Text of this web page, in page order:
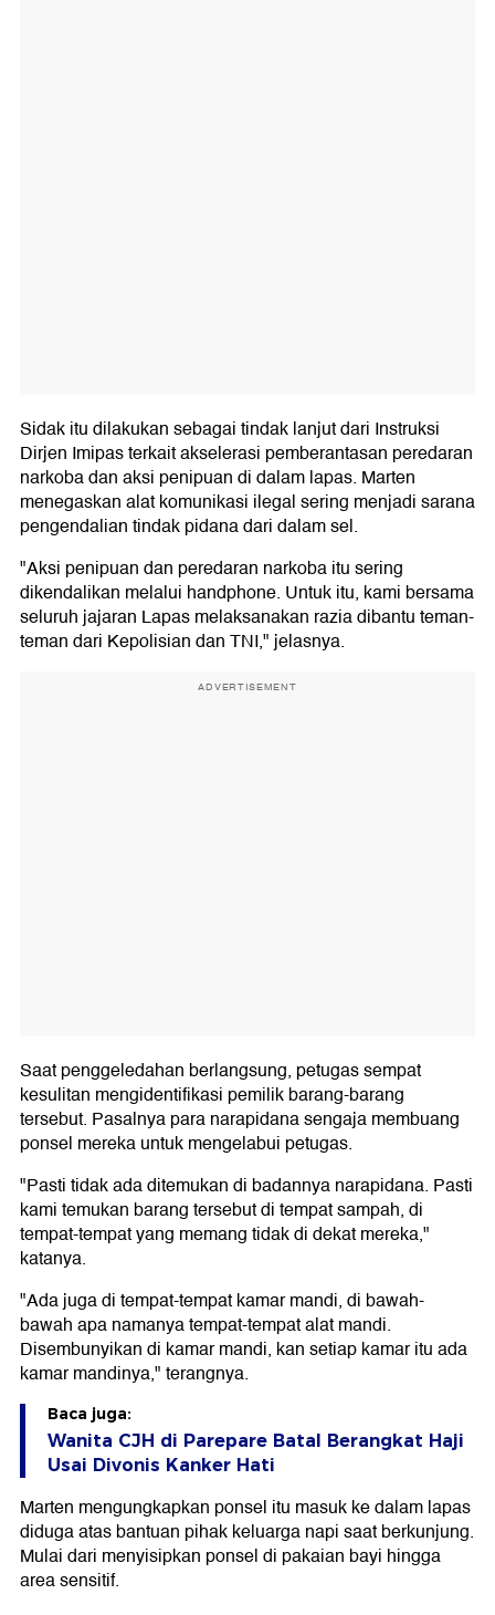
Sidak itu dilakukan sebagai tindak lanjut dari Instruksi
Dirjen Imipas terkait akselerasi pemberantasan peredaran
narkoba dan aksi penipuan di dalam lapas. Marten
menegaskan alat komunikasi ilegal sering menjadi sarana
pengendalian tindak pidana dari dalam sel.
"Aksi penipuan dan peredaran narkoba itu sering
dikendalikan melalui handphone. Untuk itu, kami bersama
seluruh jajaran Lapas melaksanakan razia dibantu teman-
teman dari Kepolisian dan TNI," jelasnya.
ADVERTISEMENT
Saat penggeledahan berlangsung, petugas sempat
kesulitan mengidentifikasi pemilik barang-barang
tersebut. Pasalnya para narapidana sengaja membuang
ponsel mereka untuk mengelabui petugas.
"Pasti tidak ada ditemukan di badannya narapidana. Pasti
kami temukan barang tersebut di tempat sampah, di
tempat-tempat yang memang tidak di dekat mereka,"
katanya.
"Ada juga di tempat-tempat kamar mandi, di bawah-
bawah apa namanya tempat-tempat alat mandi.
Disembunyikan di kamar mandi, kan setiap kamar itu ada
kamar mandinya," terangnya.
Baca juga:
Wanita CJH di Parepare Batal Berangkat Haji
Usai Divonis Kanker Hati
Marten mengungkapkan ponsel itu masuk ke dalam lapas
diduga atas bantuan pihak keluarga napi saat berkunjung.
Mulai dari menyisipkan ponsel di pakaian bayi hingga
area sensitif.